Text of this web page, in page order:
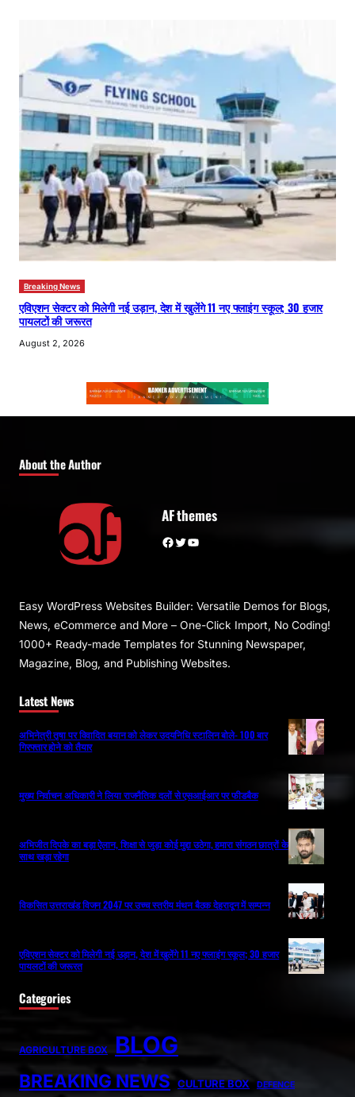
Breaking News
एविएशन सेक्टर को मिलेगी नई उड़ान, देश में खुलेंगे 11 नए फ्लाइंग स्कूल; 30 हजार
पायलटों की जरूरत
August 2, 2026
About the Author
AF themes
Facebook Twitter YouTube
Easy WordPress Websites Builder: Versatile Demos for Blogs,
News, eCommerce and More – One-Click Import, No Coding!
1000+ Ready-made Templates for Stunning Newspaper,
Magazine, Blog, and Publishing Websites.
Latest News
अभिनेत्री तृषा पर विवादित बयान को लेकर उदयनिधि स्टालिन बोले- 100 बार
गिरफ्तार होने को तैयार
मुख्य निर्वाचन अधिकारी ने लिया राजनैतिक दलों से एसआईआर पर फीडबैक
अभिजीत दिपके का बड़ा ऐलान, शिक्षा से जुड़ा कोई मुद्दा उठेगा, हमारा संगठन छात्रों के
साथ खड़ा रहेगा
विकसित उत्तराखंड विजन 2047 पर उच्च स्तरीय मंथन बैठक देहरादून में सम्पन्न
एविएशन सेक्टर को मिलेगी नई उड़ान, देश में खुलेंगे 11 नए फ्लाइंग स्कूल; 30 हजार
पायलटों की जरूरत
Categories
AGRICULTURE BOX BLOG
BREAKING NEWS CULTURE BOX DEFENCE